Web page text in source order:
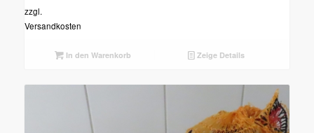
zzgl.
Versandkosten
In den Warenkorb Zeige Details